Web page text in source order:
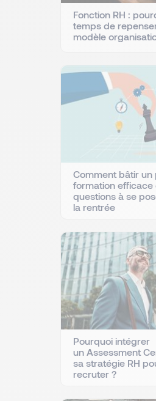
Fonction RH :
temps de
modèle
Comment bâtir un
formation efficace
questions à se
la rentrée
Pourquoi intégrer
un Assessment
sa stratégie RH
recruter ?